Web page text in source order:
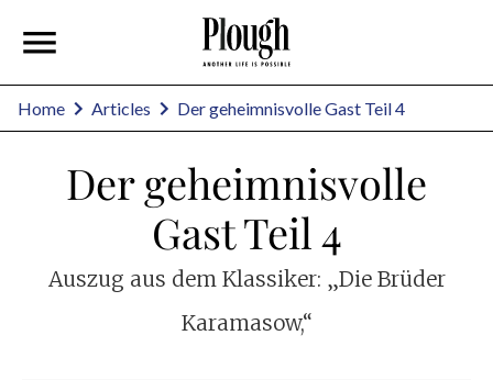
Home Articles Der geheimnisvolle Gast Teil 4
Der geheimnisvolle
Gast Teil 4
Auszug aus dem Klassiker: „Die Brüder
Karamasow,“